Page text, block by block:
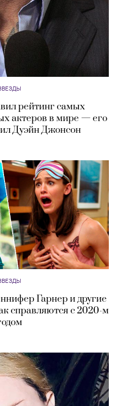
рейтинг самых
актеров в мире — его
Дуэйн Джонсон
Гарнер и другие
справляются с 2020-м